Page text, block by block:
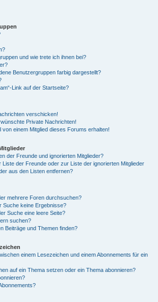
V
i
d
o
und wie trete ich ihnen bei?
Benutzergruppen farbig dargestellt?
Link auf der Startseite?
verschicken!
Private Nachrichten!
von einem Mitglied dieses Forums erhalten!
der Freunde und ignorierten Mitglieder?
Liste der Freunde oder zur Liste der ignorierten Mitglieder
aus den Listen entfernen?
mehrere Foren durchsuchen?
Suche keine Ergebnisse?
Suche eine leere Seite?
suchen?
Beiträge und Themen finden?
einem Lesezeichen und einem Abonnements für ein
auf ein Thema setzen oder ein Thema abonnieren?